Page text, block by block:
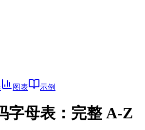
图表 示例
字母表：完整 A-Z